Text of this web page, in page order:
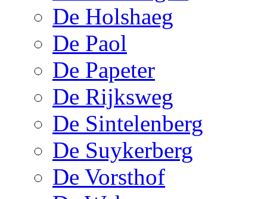
De Holshaeg
De Paol
De Papeter
De Rijksweg
De Sintelenberg
De Suykerberg
De Vorsthof